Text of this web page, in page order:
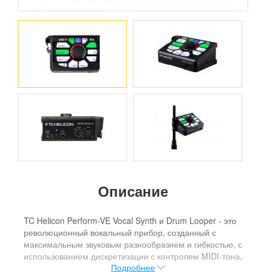
Описание
TC Helicon Perform-VE Vocal Synth и Drum Looper - это
революционный вокальный прибор, созданный с
максимальным звуковым разнообразием и гибкостью, с
использованием дискретизации с контролем MIDI-тона,
вокального синтеза и интуитивно понятного
Подробнее